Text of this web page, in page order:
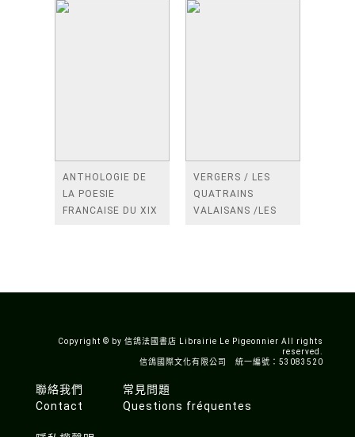
ANTHOLOGIE DE
LA POESIE
FRANCAISE DU XIX
VERGERS / LES
QUATRAINS
VALAISANS /LES
Copyright © by 信鴿法國書店 Librairie Le Pigeonnier All rights
reserved.
信鴿國際文化有限公司 統一編號：53083520
聯絡我們
Contact
常見問題
Questions fréquentes